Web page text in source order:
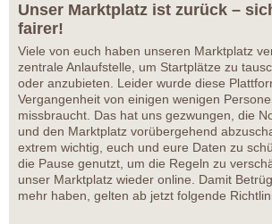
Unser Marktplatz ist zurück –
fairer!
Viele von euch haben unseren Marktplatz
zentrale Anlaufstelle, um Startplätze zu
oder anzubieten. Leider wurde diese
Vergangenheit von einigen wenigen
missbraucht. Das hat uns gezwungen, die
und den Marktplatz vorübergehend
extrem wichtig, euch und eure Daten zu
die Pause genutzt, um die Regeln zu
unser Marktplatz wieder online. Damit
mehr haben, gelten ab jetzt folgende